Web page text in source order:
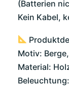
(Batterien
Kein Kabel,
Motiv:
Material: